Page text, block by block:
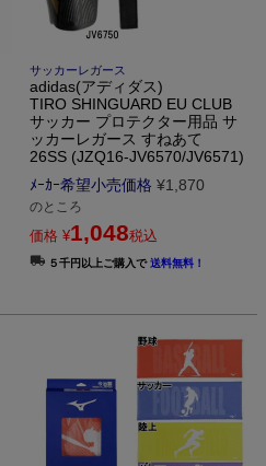
サッカーレガース
adidas(アディダス)
TIRO SHINGUARD EU CLUB
サッカー プロテクター用品 サ
ッカーレガース すねあて
26SS (JZQ16-JV6570/JV6571)
ﾒｰｶｰ希望小売価格 ¥1,870
のところ
価格 ¥1,048税込
５千円以上ご購入で送料無料！